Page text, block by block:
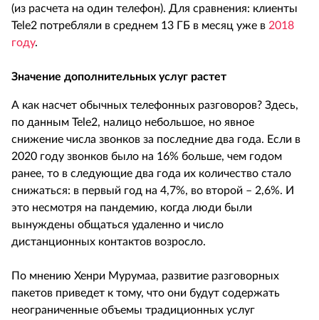
(из расчета на один телефон). Для сравнения: клиенты
Tele2 потребляли в среднем 13 ГБ в месяц уже в 2018
году.
Значение дополнительных услуг растет
А как насчет обычных телефонных разговоров? Здесь,
по данным Tele2, налицо небольшое, но явное
снижение числа звонков за последние два года. Если в
2020 году звонков было на 16% больше, чем годом
ранее, то в следующие два года их количество стало
снижаться: в первый год на 4,7%, во второй – 2,6%. И
это несмотря на пандемию, когда люди были
вынуждены общаться удаленно и число
дистанционных контактов возросло.
По мнению Хенри Мурумаа, развитие разговорных
пакетов приведет к тому, что они будут содержать
неограниченные объемы традиционных услуг